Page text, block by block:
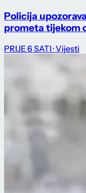
Policija
prometa tijekom
PRIJE 6 SATI · Vijesti